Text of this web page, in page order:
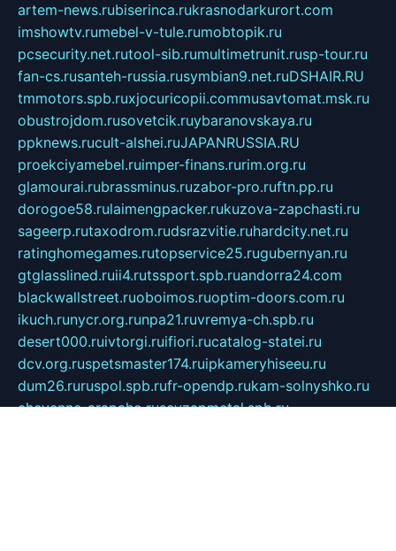
artem-news.rubiserinca.rukrasnodarkurort.com
imshowtv.rumebel-v-tule.rumobtopik.ru
pcsecurity.net.rutool-sib.rumultimetrunit.rusp-tour.ru
fan-cs.rusanteh-russia.rusymbian9.net.ruDSHAIR.RU
tmmotors.spb.ruxjocuricopii.commusavtomat.msk.ru
obustrojdom.rusovetcik.ruybaranovskaya.ru
ppknews.rucult-alshei.ruJAPANRUSSIA.RU
proekciyamebel.ruimper-finans.rurim.org.ru
glamourai.rubrassminus.ruzabor-pro.ruftn.pp.ru
dorogoe58.rulaimengpacker.rukuzova-zapchasti.ru
sageerp.rutaxodrom.rudsrazvitie.ruhardcity.net.ru
ratinghomegames.rutopservice25.rugubernyan.ru
gtglasslined.ruii4.rutssport.spb.ruandorra24.com
blackwallstreet.ruoboimos.ruoptim-doors.com.ru
ikuch.runycr.org.runpa21.ruvremya-ch.spb.ru
desert000.ruivtorgi.ruifiori.rucatalog-statei.ru
dcv.org.ruspetsmaster174.ruipkameryhiseeu.ru
dum26.ruruspol.spb.rufr-opendp.rukam-solnyshko.ru
cheyenne-arapaho.rusevzapmetal.spb.ru